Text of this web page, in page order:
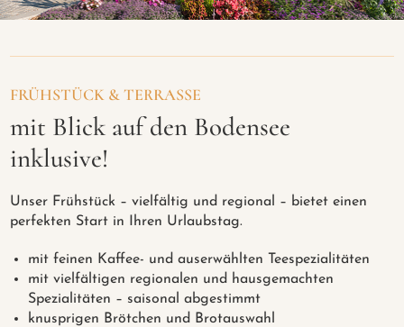
FRÜHSTÜCK & TERRASSE
mit Blick auf den Bodensee
inklusive!
Unser Frühstück – vielfältig und regional – bietet einen
perfekten Start in Ihren Urlaubstag.
mit feinen Kaffee- und auserwählten Teespezialitäten
mit vielfältigen regionalen und hausgemachten
Spezialitäten – saisonal abgestimmt
knusprigen Brötchen und Brotauswahl